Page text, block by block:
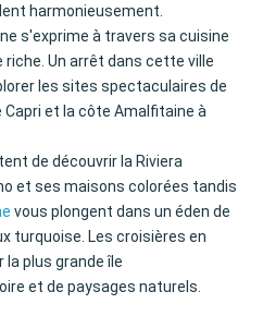
harmonieusement.
s'exprime à travers sa cuisine
Un arrêt dans cette ville
les sites spectaculaires de
Capri et la côte Amalfitaine à
de découvrir la Riviera
et ses maisons colorées tandis
vous plongent dans un éden de
turquoise. Les croisières en
plus grande île
et de paysages naturels.